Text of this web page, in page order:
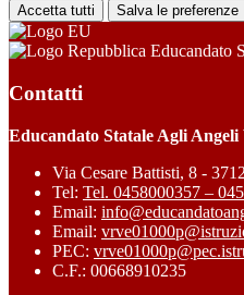
Accetta tutti Salva le preferenze
Educandato
Contatti
Educandato Statale Agli Angeli
Via Cesare Battisti, 8 -
Tel: Tel. 0458000357 –
Email:
Email:
PEC:
C.F.: 00668910235